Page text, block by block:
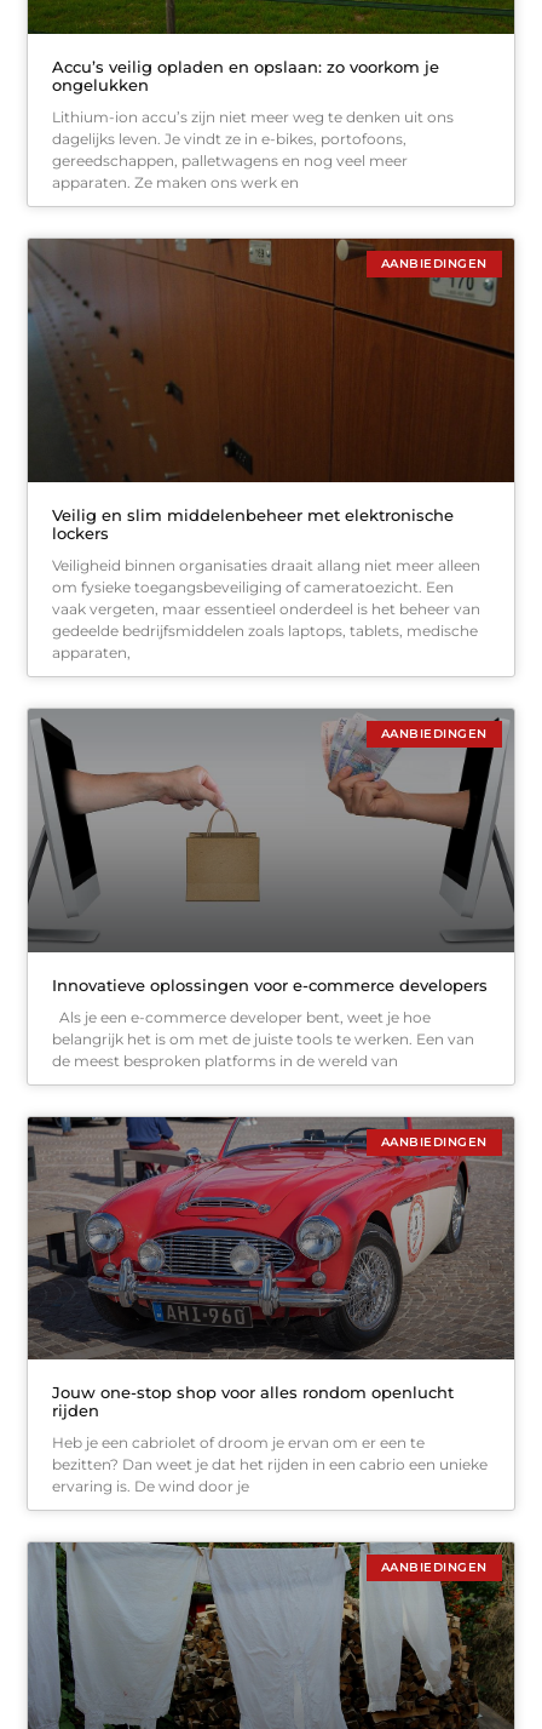
Accu’s veilig opladen en opslaan: zo voorkom je
ongelukken
Lithium-ion accu’s zijn niet meer weg te denken uit ons
dagelijks leven. Je vindt ze in e-bikes, portofoons,
gereedschappen, palletwagens en nog veel meer
apparaten. Ze maken ons werk en
AANBIEDINGEN
Veilig en slim middelenbeheer met elektronische
lockers
Veiligheid binnen organisaties draait allang niet meer alleen
om fysieke toegangsbeveiliging of cameratoezicht. Een
vaak vergeten, maar essentieel onderdeel is het beheer van
gedeelde bedrijfsmiddelen zoals laptops, tablets, medische
apparaten,
AANBIEDINGEN
Innovatieve oplossingen voor e-commerce developers
Als je een e-commerce developer bent, weet je hoe
belangrijk het is om met de juiste tools te werken. Een van
de meest besproken platforms in de wereld van
AANBIEDINGEN
Jouw one-stop shop voor alles rondom openlucht
rijden
Heb je een cabriolet of droom je ervan om er een te
bezitten? Dan weet je dat het rijden in een cabrio een unieke
ervaring is. De wind door je
AANBIEDINGEN